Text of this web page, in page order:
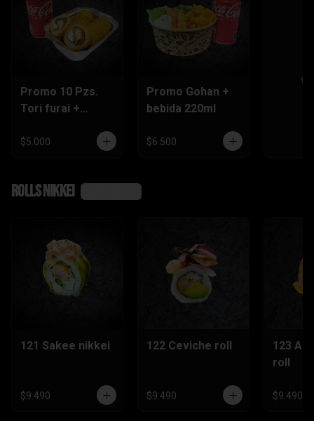
Promo 10 Pzs.
Tori furai +
$5.000
Promo Gohan +
bebida 220ml
$6.500
Rolls nikkei
121 Sakee nikkei
$9.490
122 Ceviche roll
$9.490
123
roll
$9.490